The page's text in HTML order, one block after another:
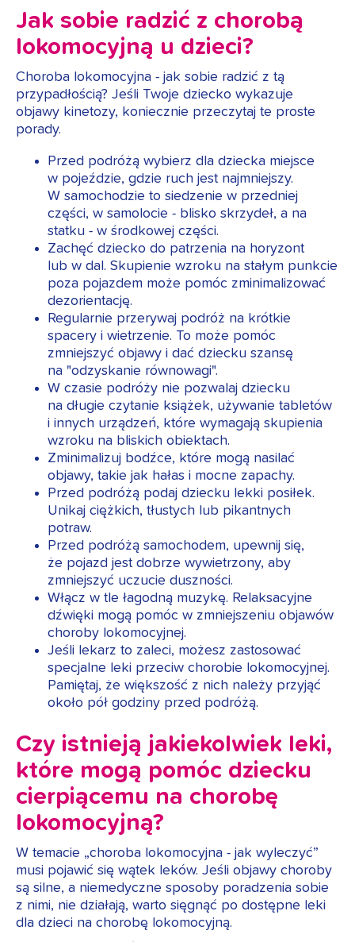
Jak sobie radzić z chorobą
lokomocyjną u dzieci?
Choroba lokomocyjna - jak sobie radzić z tą
przypadłością? Jeśli Twoje dziecko wykazuje
objawy kinetozy, koniecznie przeczytaj te proste
porady.
Przed podróżą wybierz dla dziecka miejsce
w pojeździe, gdzie ruch jest najmniejszy.
W samochodzie to siedzenie w przedniej
części, w samolocie - blisko skrzydeł, a na
statku - w środkowej części.
Zachęć dziecko do patrzenia na horyzont
lub w dal. Skupienie wzroku na stałym punkcie
poza pojazdem może pomóc zminimalizować
dezorientację.
Regularnie przerywaj podróż na krótkie
spacery i wietrzenie. To może pomóc
zmniejszyć objawy i dać dziecku szansę
na "odzyskanie równowagi".
W czasie podróży nie pozwalaj dziecku
na długie czytanie książek, używanie tabletów
i innych urządzeń, które wymagają skupienia
wzroku na bliskich obiektach.
Zminimalizuj bodźce, które mogą nasilać
objawy, takie jak hałas i mocne zapachy.
Przed podróżą podaj dziecku lekki posiłek.
Unikaj ciężkich, tłustych lub pikantnych
potraw.
Przed podróżą samochodem, upewnij się,
że pojazd jest dobrze wywietrzony, aby
zmniejszyć uczucie duszności.
Włącz w tle łagodną muzykę. Relaksacyjne
dźwięki mogą pomóc w zmniejszeniu objawów
choroby lokomocyjnej.
Jeśli lekarz to zaleci, możesz zastosować
specjalne leki przeciw chorobie lokomocyjnej.
Pamiętaj, że większość z nich należy przyjąć
około pół godziny przed podróżą.
Czy istnieją jakiekolwiek leki,
które mogą pomóc dziecku
cierpiącemu na chorobę
lokomocyjną?
W temacie „choroba lokomocyjna - jak wyleczyć”
musi pojawić się wątek leków. Jeśli objawy choroby
są silne, a niemedyczne sposoby poradzenia sobie
z nimi, nie działają, warto sięgnąć po dostępne leki
dla dzieci na chorobę lokomocyjną.